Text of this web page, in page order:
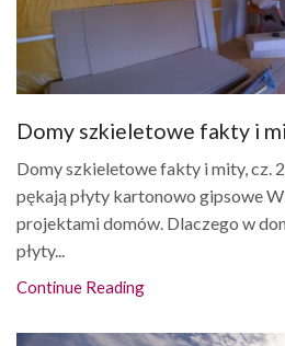
Domy szkieletowe fakty i
Domy szkieletowe fakty i mity, cz.
pękają płyty kartonowo gipsowe
projektami domów. Dlaczego w
płyty...
Continue Reading